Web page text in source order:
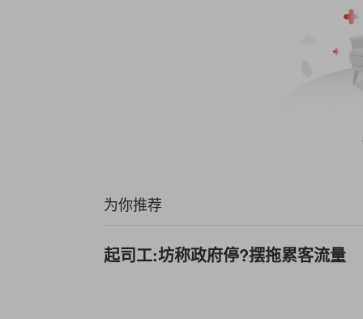
为你推荐
起司工:坊称政府停?摆拖累客流量